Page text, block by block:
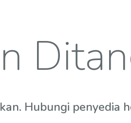
Hubungi penyedia